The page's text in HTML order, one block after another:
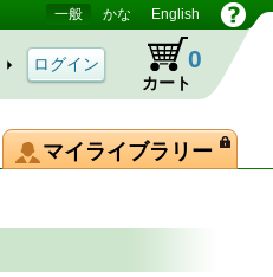
一般 かな English
カート
0
マイライブラリー